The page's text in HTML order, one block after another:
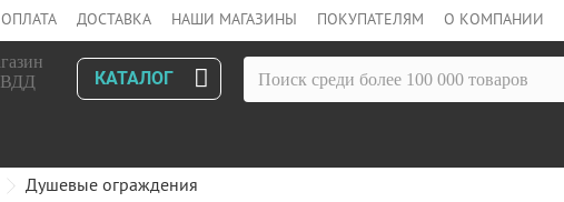
ОПЛАТА ДОСТАВКА НАШИ МАГАЗИНЫ ПОКУПАТЕЛЯМ О КОМПАНИИ
КАТАЛОГ
Душевые ограждения